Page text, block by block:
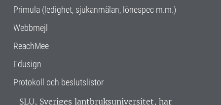
Primula (ledighet, sjukanmälan, lönespec m.m.)
Webbmejl
ReachMee
Edusign
Protokoll och beslutslistor
SLU, Sveriges lantbruksuniversitet, har